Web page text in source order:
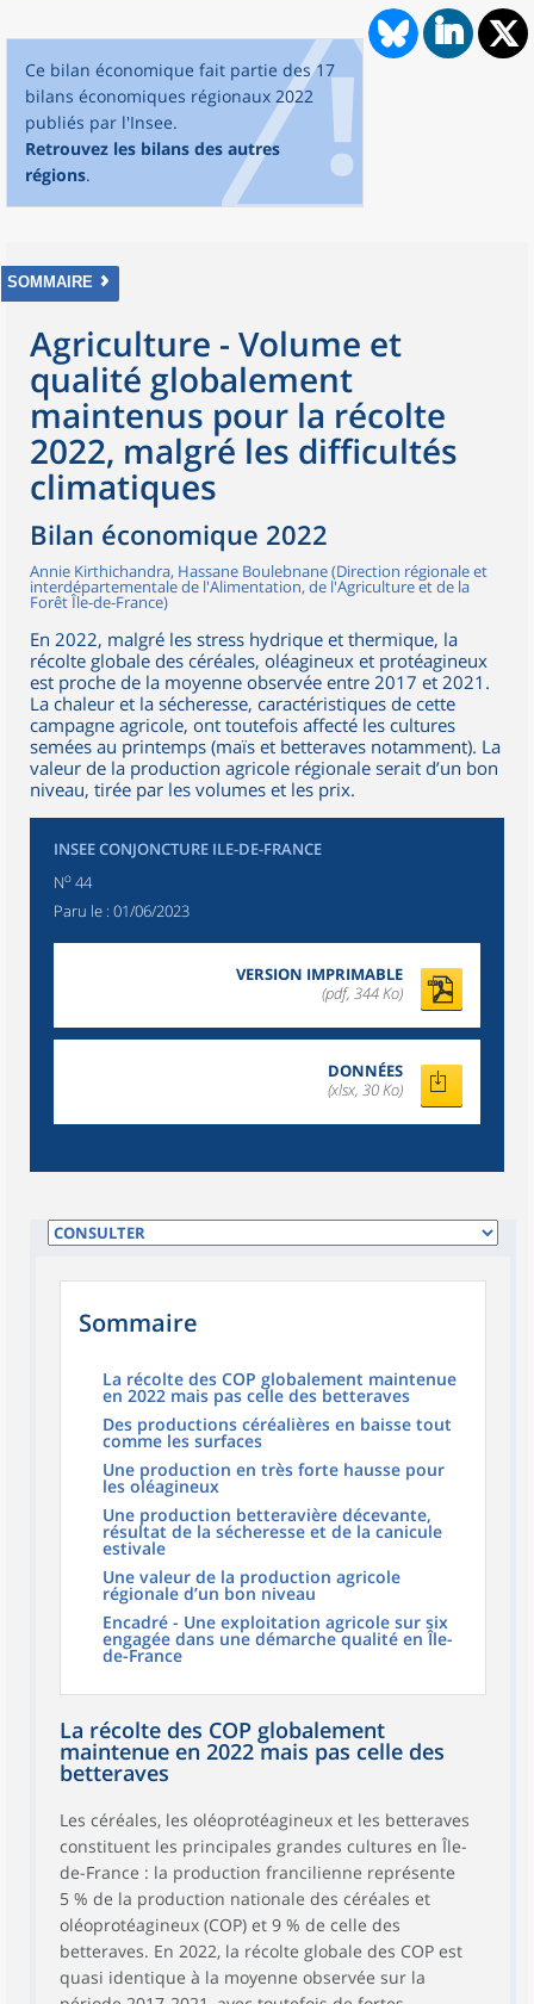
Ce bilan économique fait partie des 17
bilans économiques régionaux 2022
publiés par l'Insee.
Retrouvez les bilans des autres
régions.
SOMMAIRE
Agriculture - Volume et
qualité globalement
maintenus pour la récolte
2022, malgré les difficultés
climatiques
Bilan économique 2022
Annie Kirthichandra, Hassane Boulebnane (Direction régionale et
interdépartementale de l'Alimentation, de l'Agriculture et de la
Forêt Île-de-France)
En 2022, malgré les stress hydrique et thermique, la
récolte globale des céréales, oléagineux et protéagineux
est proche de la moyenne observée entre 2017 et 2021.
La chaleur et la sécheresse, caractéristiques de cette
campagne agricole, ont toutefois affecté les cultures
semées au printemps (maïs et betteraves notamment). La
valeur de la production agricole régionale serait d’un bon
niveau, tirée par les volumes et les prix.
INSEE CONJONCTURE ILE-DE-FRANCE
No 44
Paru le : 01/06/2023
VERSION IMPRIMABLE
(pdf, 344 Ko)
DONNÉES
(xlsx, 30 Ko)
Sommaire
La récolte des COP globalement maintenue
en 2022 mais pas celle des betteraves
Des productions céréalières en baisse tout
comme les surfaces
Une production en très forte hausse pour
les oléagineux
Une production betteravière décevante,
résultat de la sécheresse et de la canicule
estivale
Une valeur de la production agricole
régionale d’un bon niveau
Encadré - Une exploitation agricole sur six
engagée dans une démarche qualité en Île-
de-France
La récolte des COP globalement
maintenue en 2022 mais pas celle des
betteraves
Les céréales, les oléoprotéagineux et les betteraves
constituent les principales grandes cultures en Île-
de-France : la production francilienne représente
5 % de la production nationale des céréales et
oléoprotéagineux (COP) et 9 % de celle des
betteraves. En 2022, la récolte globale des COP est
quasi identique à la moyenne observée sur la